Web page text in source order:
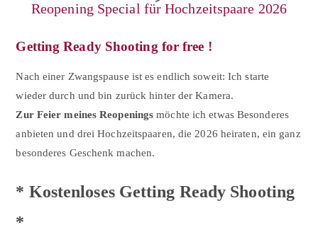
Reopening Special für Hochzeitspaare 2026
Getting Ready Shooting for free !
Nach einer Zwangspause ist es endlich soweit: Ich starte
wieder durch und bin zurück hinter der Kamera.
Zur Feier meines Reopenings möchte ich etwas Besonderes
anbieten und drei Hochzeitspaaren, die 2026 heiraten, ein ganz
besonderes Geschenk machen.
* Kostenloses Getting Ready Shooting
*